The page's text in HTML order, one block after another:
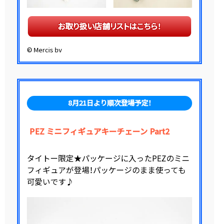
お取り扱い店舗リストはこちら！
© Mercis bv
8月21日より順次登場予定！
PEZ ミニフィギュアキーチェーン Part2
タイトー限定★パッケージに入ったPEZのミニ
フィギュアが登場！パッケージのまま使っても
可愛いです♪